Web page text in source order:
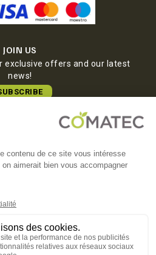
JOIN US
exclusive offers and our latest
news!
PACKAGING
FRANCE